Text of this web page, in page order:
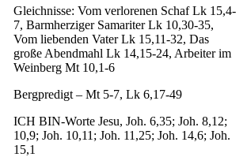
Gleichnisse: Vom verlorenen Schaf Lk 15,4-
7, Barmherziger Samariter Lk 10,30-35,
Vom liebenden Vater Lk 15,11-32, Das
große Abendmahl Lk 14,15-24, Arbeiter im
Weinberg Mt 10,1-6
Bergpredigt – Mt 5-7, Lk 6,17-49
ICH BIN-Worte Jesu, Joh. 6,35; Joh. 8,12;
10,9; Joh. 10,11; Joh. 11,25; Joh. 14,6; Joh.
15,1